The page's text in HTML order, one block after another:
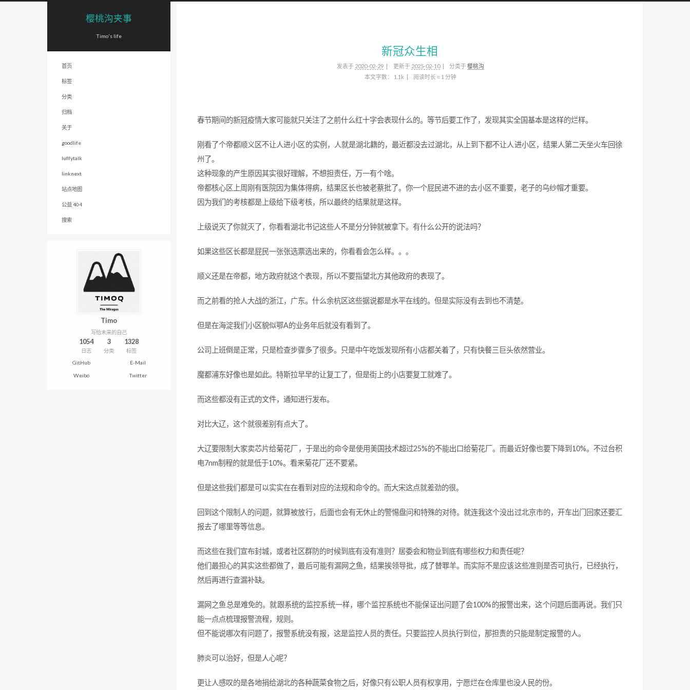
樱桃沟夹事
Timo's life
首页
标签
分类
归档
关于
goodlife
luffytalk
linknext
站点地图
公益 404
搜索
Timo
写给未来的自己
1054
日志
3
分类
1328
标签
GitHub
E-Mail
Weibo Twitter
新冠众生相
发表于 2020-02-29 更新于 2025-02-10 分类于 樱桃沟
本文字数：
1.1k 阅读时长 ≈ 1 分钟
春节期间的新冠疫情大家可能就只关注了之前什么红十字会表现什么的。等节后要工作了，发现其实全国基本是这样的烂样。
刚看了个帝都顺义区不让人进小区的实例，人就是湖北籍的，最近都没去过湖北，从上到下都不让人进小区，结果人第二天坐火车回徐
州了。
这种现象的产生原因其实很好理解，不想担责任，万一有个啥。
帝都核心区上周刚有医院因为集体得病，结果区长也被老蔡批了。你一个屁民进不进的去小区不重要，老子的乌纱帽才重要。
因为我们的考核都是上级给下级考核，所以最终的结果就是这样。
上级说灭了你就灭了，你看看湖北书记这些人不是分分钟就被拿下。有什么公开的说法吗？
如果这些区长都是屁民一张张选票选出来的，你看看会怎么样。。。
顺义还是在帝都，地方政府就这个表现，所以不要指望北方其他政府的表现了。
而之前看的抢人大战的浙江，广东。什么余杭区这些据说都是水平在线的。但是实际没有去到也不清楚。
但是在海淀我们小区貌似鄂A的业务年后就没有看到了。
公司上班倒是正常，只是检查步骤多了很多。只是中午吃饭发现所有小店都关着了，只有快餐三巨头依然营业。
魔都浦东好像也是如此。特斯拉早早的让复工了，但是街上的小店要复工就难了。
而这些都没有正式的文件，通知进行发布。
对比大辽，这个就很差别有点大了。
大辽要限制大家卖芯片给菊花厂，于是出的命令是使用美国技术超过25%的不能出口给菊花厂。而最近好像也要下降到10%。不过台积
电7nm制程的就是低于10%。看来菊花厂还不要紧。
但是这些我们都是可以实实在在看到对应的法规和命令的。而大宋这点就差劲的很。
回到这个限制人的问题，就算被放行，后面也会有无休止的警惕盘问和特殊的对待。就连我这个没出过北京市的，开车出门回家还要汇
报去了哪里等等信息。
而这些在我们宣布封城，或者社区群防的时候到底有没有准则？居委会和物业到底有哪些权力和责任呢？
他们最担心的其实这些都做了，最后可能有漏网之鱼，结果挨领导批，成了替罪羊。而实际不是应该这些准则是否可执行，已经执行，
然后再进行查漏补缺。
漏网之鱼总是难免的。就跟系统的监控系统一样，哪个监控系统也不能保证出问题了会100%的报警出来，这个问题后面再说。我们只
能一点点梳理报警流程，规则。
但不能说哪次有问题了，报警系统没有报，这是监控人员的责任。只要监控人员执行到位，那担责的只能是制定报警的人。
肺炎可以治好，但是人心呢？
更让人感叹的是各地捐给湖北的各种蔬菜食物之后，好像只有公职人员有权享用，宁愿烂在仓库里也没人民的份。